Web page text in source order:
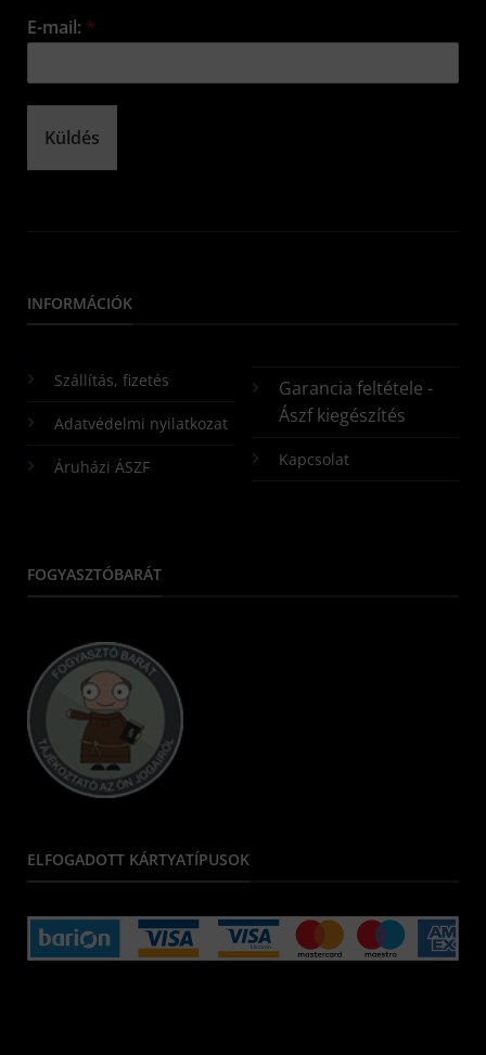
E-mail: *
Küldés
INFORMÁCIÓK
Szállítás, fizetés
Adatvédelmi nyilatkozat
Áruházi ÁSZF
Garancia feltétele -
Ászf kiegészítés
Kapcsolat
FOGYASZTÓBARÁT
ELFOGADOTT KÁRTYATÍPUSOK